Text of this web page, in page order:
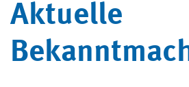
Aktuelle